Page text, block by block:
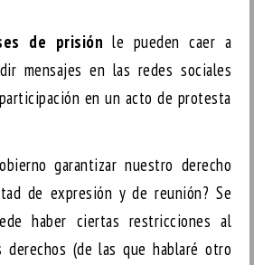
de prisión le pueden caer a
mensajes en las redes sociales
en un acto de protesta
garantizar nuestro derecho
de expresión y de reunión? Se
haber ciertas restricciones al
(de las que hablaré otro